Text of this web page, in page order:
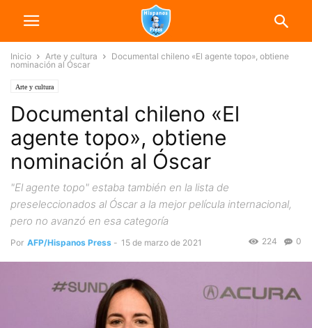
Inicio Arte y cultura
Documental chileno «El agente topo», obtiene
nominación al Óscar
Arte y cultura
Documental chileno «El
agente topo», obtiene
nominación al Óscar
"El agente topo" estaba también en la lista de
preseleccionados al Óscar a la mejor película internacional,
pero no avanzó en esa categoría
Por AFP/Hispanos Press - 15 de marzo de 2021 0
224